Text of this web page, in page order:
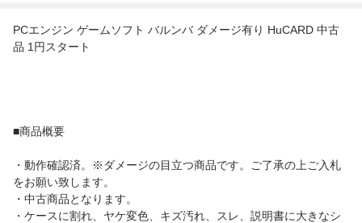
PCエンジン ゲームソフト バルンバ ダメージ有り HuCARD 中古
品 1円スタート
■商品概要
・動作確認済。※ダメージの目立つ商品です。ご了承の上ご入札
をお願い致します。
・中古商品となります。
・ケースに割れ、ヤケ変色、キズ汚れ、スレ、説明書に大きなシ